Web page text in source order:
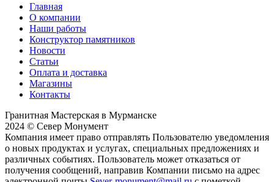
Главная
О компании
Наши работы
Конструктор памятников
Новости
Статьи
Оплата и доставка
Магазины
Контакты
Гранитная Мастерская в Мурманске
2024 © Север Монумент
Компания имеет право отправлять Пользователю уведомления
о новых продуктах и услугах, специальных предложениях и
различных событиях. Пользователь может отказаться от
получения сообщений, направив Компании письмо на адрес